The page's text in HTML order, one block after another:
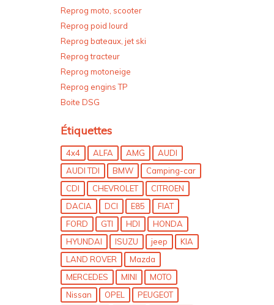
Reprog moto, scooter
Reprog poid lourd
Reprog bateaux, jet ski
Reprog tracteur
Reprog motoneige
Reprog engins TP
Boite DSG
Étiquettes
4x4 ALFA AMG
AUDI
AUDI TDI
BMW
Camping-car
CDI
CHEVROLET
CITROEN
DACIA
DCI E85
FIAT
FORD
GTI HDI
HONDA
HYUNDAI
ISUZU jeep
KIA
LAND ROVER
Mazda
MERCEDES
MINI
MOTO
Nissan
OPEL
PEUGEOT